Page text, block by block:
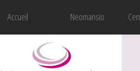
Accueil Neomansio